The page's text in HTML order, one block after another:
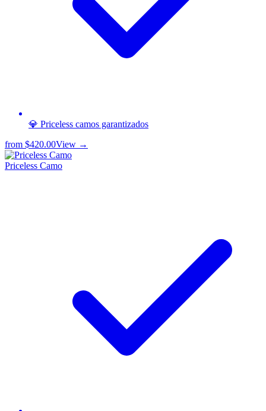
💎 Priceless camos garantizados
from $420.00View →
Priceless Camo